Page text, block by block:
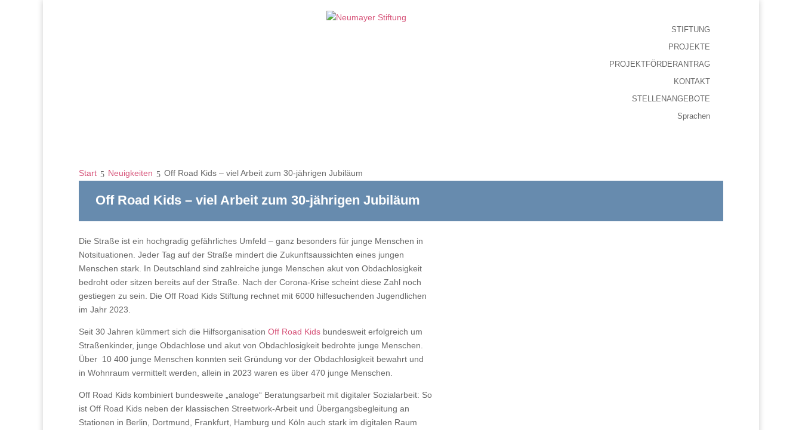
STIFTUNG
PROJEKTE
PROJEKTFÖRDERANTRAG
KONTAKT
STELLENANGEBOTE
Sprachen
Start Neuigkeiten Off Road Kids – viel Arbeit zum 30-jährigen Jubiläum
Off Road Kids – viel Arbeit zum 30-jährigen Jubiläum
Die Straße ist ein hochgradig gefährliches Umfeld – ganz besonders für junge Menschen in
Notsituationen. Jeder Tag auf der Straße mindert die Zukunftsaussichten eines jungen
Menschen stark. In Deutschland sind zahlreiche junge Menschen akut von Obdachlosigkeit
bedroht oder sitzen bereits auf der Straße. Nach der Corona-Krise scheint diese Zahl noch
gestiegen zu sein. Die Off Road Kids Stiftung rechnet mit 6000 hilfesuchenden Jugendlichen
im Jahr 2023.
Seit 30 Jahren kümmert sich die Hilfsorganisation Off Road Kids bundesweit erfolgreich um
Straßenkinder, junge Obdachlose und akut von Obdachlosigkeit bedrohte junge Menschen.
Über 10 400 junge Menschen konnten seit Gründung vor der Obdachlosigkeit bewahrt und
in Wohnraum vermittelt werden, allein in 2023 waren es über 470 junge Menschen.
Off Road Kids kombiniert bundesweite „analoge“ Beratungsarbeit mit digitaler Sozialarbeit: So
ist Off Road Kids neben der klassischen Streetwork-Arbeit und Übergangsbegleitung an
Stationen in Berlin, Dortmund, Frankfurt, Hamburg und Köln auch stark im digitalen Raum